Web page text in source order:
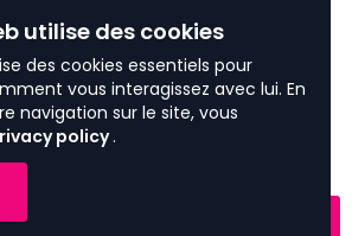
utilise des cookies
des cookies essentiels pour
vous interagissez avec lui. En
navigation sur le site, vous
policy.